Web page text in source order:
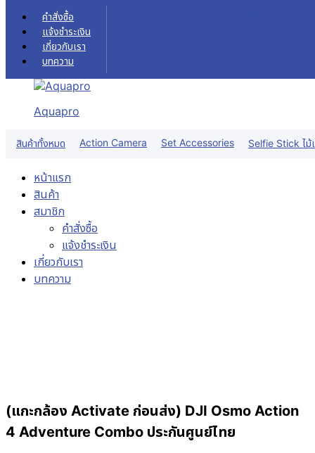
Skip to content
คำสั่งซื้อ
แจ้งชำระเงิน
เกี่ยวกับเรา
บทความ
Aquapro
สินค้าทั้งหมด Action Camera Set Accessories Selfie Stick ไม้
หน้าแรก
สินค้า
สมาชิก
คำสั่งซื้อ
แจ้งชำระเงิน
เกี่ยวกับเรา
บทความ
(แกะกล้อง Activate ก่อนส่ง) DJI Osmo Action
4 Adventure Combo ประกันศูนย์ไทย